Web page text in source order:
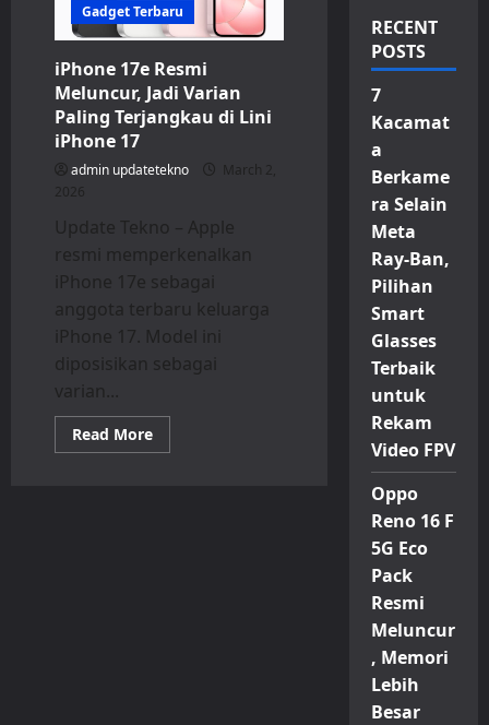
Gadget Terbaru
iPhone 17e Resmi
Meluncur, Jadi Varian
Paling Terjangkau di Lini
iPhone 17
admin updatetekno
March 2,
2026
Update Tekno – Apple
resmi memperkenalkan
iPhone 17e sebagai
anggota terbaru keluarga
iPhone 17. Model ini
diposisikan sebagai
varian...
Read MoreRead
more
RECENT
POSTS
7
Kacamat
a
Berkame
ra Selain
Meta
Ray-Ban,
Pilihan
Smart
Glasses
Terbaik
untuk
Rekam
Video FPV
Oppo
Reno 16 F
5G Eco
Pack
Resmi
Meluncur
, Memori
Lebih
Besar